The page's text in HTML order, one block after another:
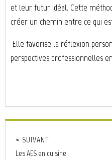
et leur futur idéal. Cette
créer un chemin entre ce qui
Elle favorise la réflexion
perspectives professionnelles
< SUIVANT
Les AES en cuisine